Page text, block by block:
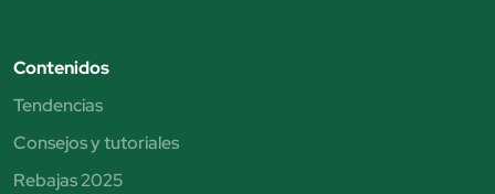
Contenidos
Tendencias
Consejos y tutoriales
Rebajas 2025